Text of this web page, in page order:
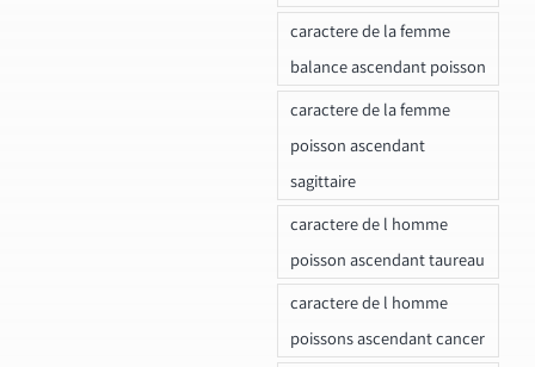
caractere de la femme
balance ascendant poisson
caractere de la femme
poisson ascendant
sagittaire
caractere de l homme
poisson ascendant taureau
caractere de l homme
poissons ascendant cancer